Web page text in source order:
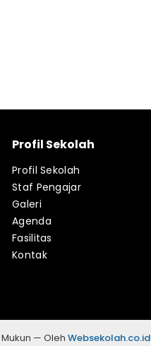
Profil Sekolah
Profil Sekolah
Staf Pengajar
Galeri
Agenda
Fasilitas
Kontak
— Oleh Websekolah.co.id